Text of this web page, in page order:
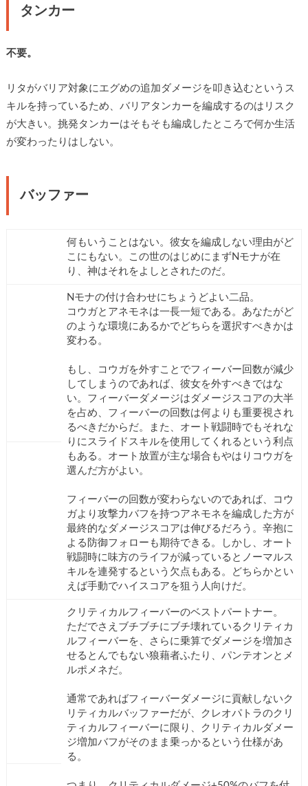
タンカー
不要。
リタがバリア対象にエグめの追加ダメージを叩き込むというス
キルを持っているため、バリアタンカーを編成するのはリスク
が大きい。挑発タンカーはそもそも編成したところで何か生活
が変わったりはしない。
バッファー
何もいうことはない。彼女を編成しない理由がど
こにもない。この世のはじめにまずNモナが在
り、神はそれをよしとされたのだ。
Nモナの付け合わせにちょうどよい二品。
コウガとアネモネは一長一短である。あなたがど
のような環境にあるかでどちらを選択すべきかは
変わる。
もし、コウガを外すことでフィーバー回数が減少
してしまうのであれば、彼女を外すべきではな
い。フィーバーダメージはダメージスコアの大半
を占め、フィーバーの回数は何よりも重要視され
るべきだからだ。また、オート戦闘時でもそれな
りにスライドスキルを使用してくれるという利点
もある。オート放置が主な場合もやはりコウガを
選んだ方がよい。
フィーバーの回数が変わらないのであれば、コウ
ガより攻撃力バフを持つアネモネを編成した方が
最終的なダメージスコアは伸びるだろう。辛抱に
よる防御フォローも期待できる。しかし、オート
戦闘時に味方のライフが減っているとノーマルス
キルを連発するという欠点もある。どちらかとい
えば手動でハイスコアを狙う人向けだ。
クリティカルフィーバーのベストパートナー。
ただでさえブチブチにブチ壊れているクリティカ
ルフィーバーを、さらに乗算でダメージを増加さ
せるとんでもない狼藉者ふたり、パンテオンとメ
ルポメネだ。
通常であればフィーバーダメージに貢献しないク
リティカルバッファーだが、クレオパトラのクリ
ティカルフィーバーに限り、クリティカルダメー
ジ増加バフがそのまま乗っかるという仕様があ
る。